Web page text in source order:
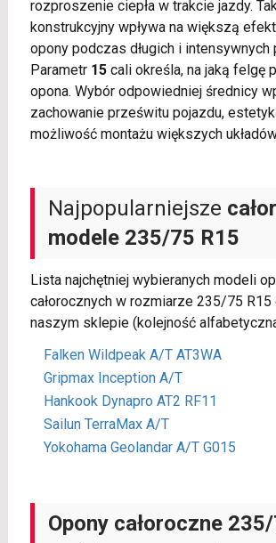
rozproszenie ciepła w trakcie jazdy.
konstrukcyjny wpływa na większą
opony podczas długich i intensywnych
Parametr 15cali określa, na jaką felgę
opona. Wybór odpowiedniej średnicy
zachowanie prześwitu pojazdu,
możliwość montażu większych
Najpopularniejsze
modele 235/75 R15
Lista najchętniej wybieranych modeli
całorocznych w rozmiarze 235/75
naszym sklepie (kolejność
Falken Wildpeak A/T AT3WA
Gripmax Inception A/T
Hankook Dynapro AT2 RF11
Sailun TerraMax A/T
Yokohama Geolandar A/T G015
Opony całoroczne